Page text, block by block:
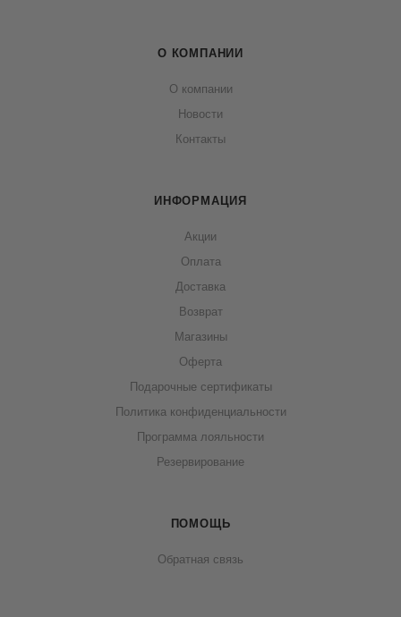
О КОМПАНИИ
О компании
Новости
Контакты
ИНФОРМАЦИЯ
Акции
Оплата
Доставка
Возврат
Магазины
Оферта
Подарочные сертификаты
Политика конфиденциальности
Программа лояльности
Резервирование
ПОМОЩЬ
Обратная связь